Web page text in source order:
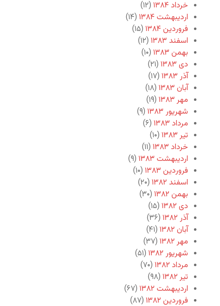
خرداد ۱۳۸۴
(۱۲)
اردیبهشت ۱۳۸۴
(۱۴)
فروردین ۱۳۸۴
(۱۵)
اسفند ۱۳۸۳
(۱۲)
بهمن ۱۳۸۳
(۱۰)
دی ۱۳۸۳
(۲۱)
آذر ۱۳۸۳
(۱۷)
آبان ۱۳۸۳
(۱۸)
مهر ۱۳۸۳
(۱۹)
شهریور ۱۳۸۳
(۹)
مرداد ۱۳۸۳
(۶)
تیر ۱۳۸۳
(۱۰)
خرداد ۱۳۸۳
(۱۱)
اردیبهشت ۱۳۸۳
(۹)
فروردین ۱۳۸۳
(۱۰)
اسفند ۱۳۸۲
(۲۰)
بهمن ۱۳۸۲
(۳۰)
دی ۱۳۸۲
(۱۵)
آذر ۱۳۸۲
(۳۶)
آبان ۱۳۸۲
(۴۱)
مهر ۱۳۸۲
(۳۷)
شهریور ۱۳۸۲
(۵۱)
مرداد ۱۳۸۲
(۷۰)
تیر ۱۳۸۲
(۹۸)
اردیبهشت ۱۳۸۲
(۶۷)
فروردین ۱۳۸۲
(۸۷)